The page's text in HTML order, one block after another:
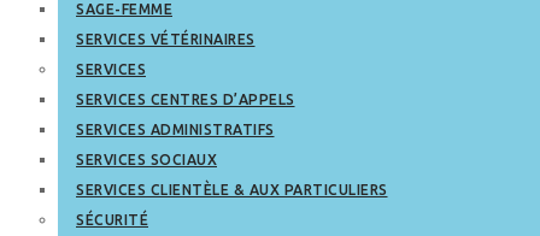
SAGE-FEMME
SERVICES VÉTÉRINAIRES
SERVICES
SERVICES CENTRES D’APPELS
SERVICES ADMINISTRATIFS
SERVICES SOCIAUX
SERVICES CLIENTÈLE & AUX PARTICULIERS
SÉCURITÉ